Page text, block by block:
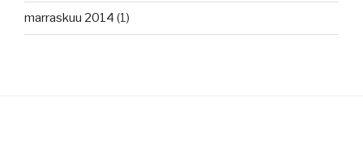
marraskuu 2014 (1)